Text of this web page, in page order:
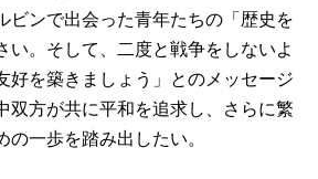
ンで出会った青年たちの「歴史を
い。そして、二度と戦争をしないよ
好を築きましょう」とのメッセージ
双方が共に平和を追求し、さらに繁
一歩を踏み出したい。